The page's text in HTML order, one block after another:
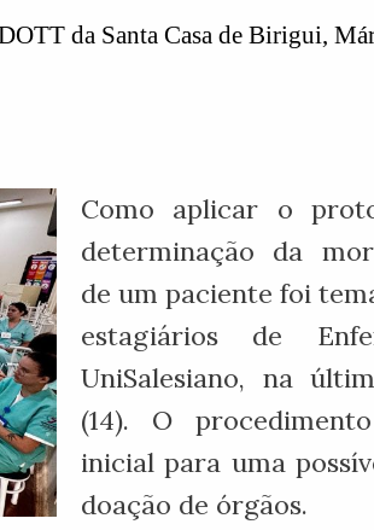
da Santa Casa de Birigui,
Como aplicar o
determinação da
de um paciente foi
estagiários de
UniSalesiano, na
(14). O
inicial para uma
doação de órgãos.